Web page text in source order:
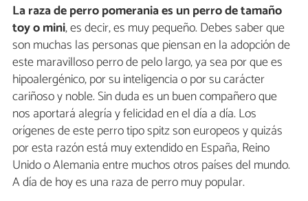
La raza de perro pomerania es un perro de tamaño
toy o mini, es decir, es muy pequeño. Debes saber que
son muchas las personas que piensan en la adopción de
este maravilloso perro de pelo largo, ya sea por que es
hipoalergénico, por su inteligencia o por su carácter
cariñoso y noble. Sin duda es un buen compañero que
nos aportará alegría y felicidad en el día a día. Los
orígenes de este perro tipo spitz son europeos y quizás
por esta razón está muy extendido en España, Reino
Unido o Alemania entre muchos otros países del mundo.
A día de hoy es una raza de perro muy popular.